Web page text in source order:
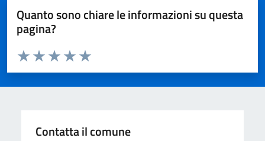
Quanto sono chiare le informazioni su questa
pagina?
Domanda
Valuta da 1 a 5 stelle la pagina
Valuta 5 stelle su 5
Valuta 4 stelle su 5
Valuta 3 stelle su 5
Valuta 2 stelle su 5
Valuta 1 stelle su 5
Contatta il comune